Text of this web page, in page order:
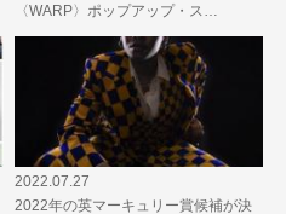
〈WARP〉ポップアップ・ス…
2022.07.27
2022年の英マーキュリー賞候補が決